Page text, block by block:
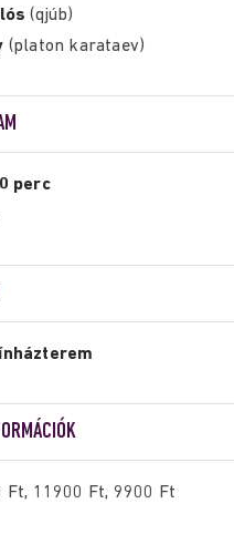
(qjúb)
(platon karataev)
perc
Ft, 11900 Ft, 9900 Ft